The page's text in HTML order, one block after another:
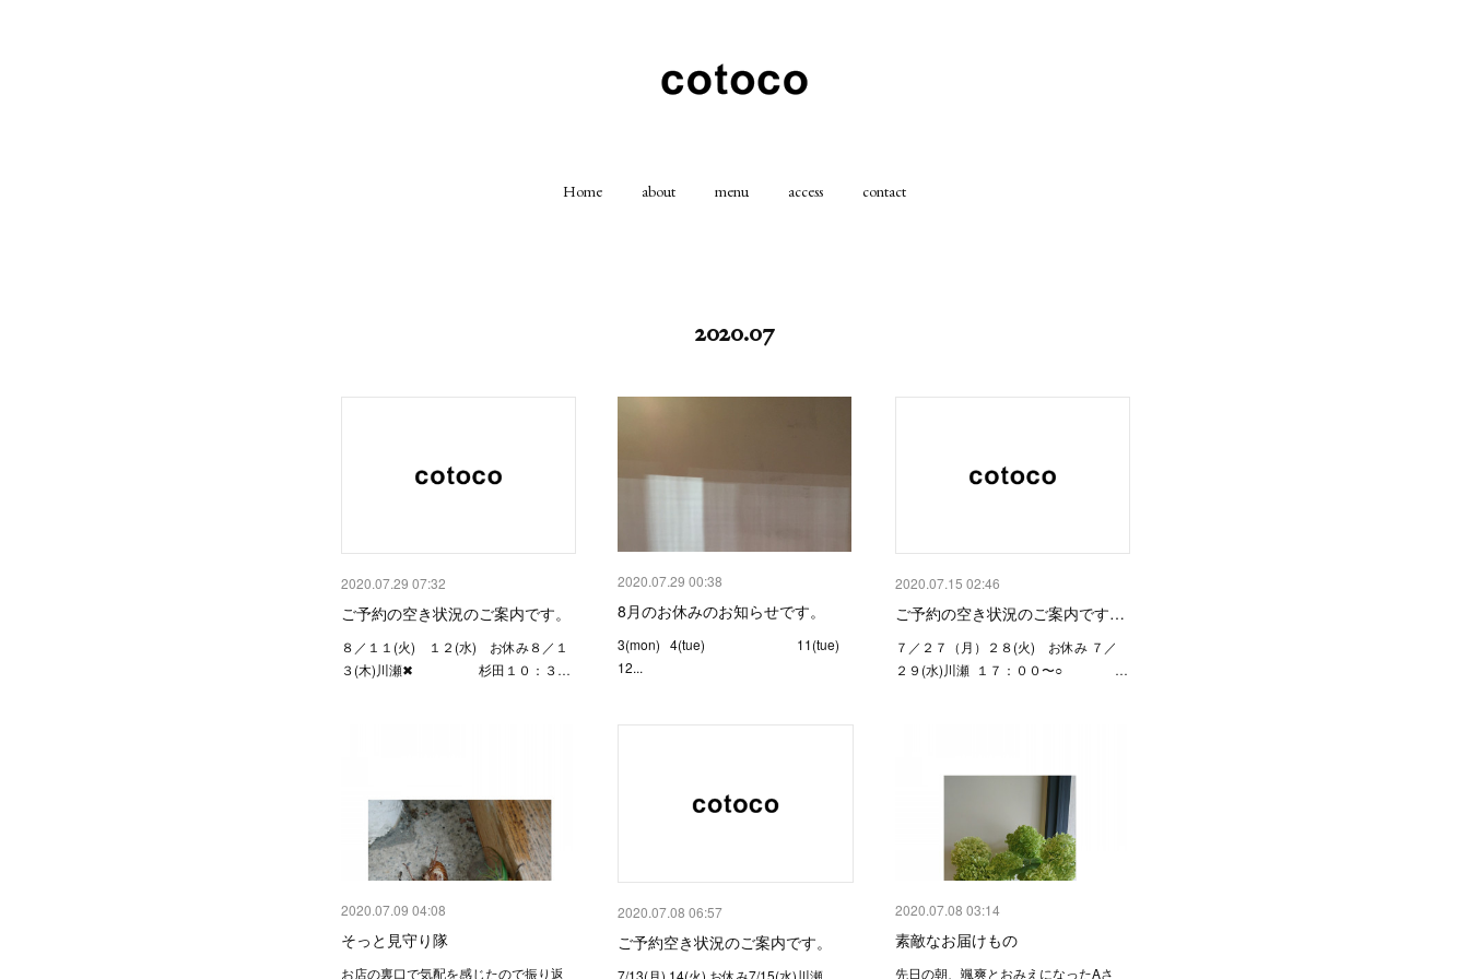
Home about menu access contact
2020.07
2020.07.29 07:32
ご予約の空き状況のご案内です。
８／１１(火) １２(水) お休み８／１
３(木)川瀬✖︎ 杉田１０：３…
2020.07.29 00:38
8月のお休みのお知らせです。
3(mon) 4(tue) 11(tue)
12...
2020.07.15 02:46
ご予約の空き状況のご案内です…
７／２７（月）２８(火) お休み ７／
２９(水)川瀬 １７：００〜○ …
2020.07.09 04:08
そっと見守り隊
お店の裏口で気配を感じたので振り返
2020.07.08 06:57
ご予約空き状況のご案内です。
7/13(月) 14(火) お休み7/15(水)川瀬
2020.07.08 03:14
素敵なお届けもの
先日の朝、颯爽とおみえになったAさ